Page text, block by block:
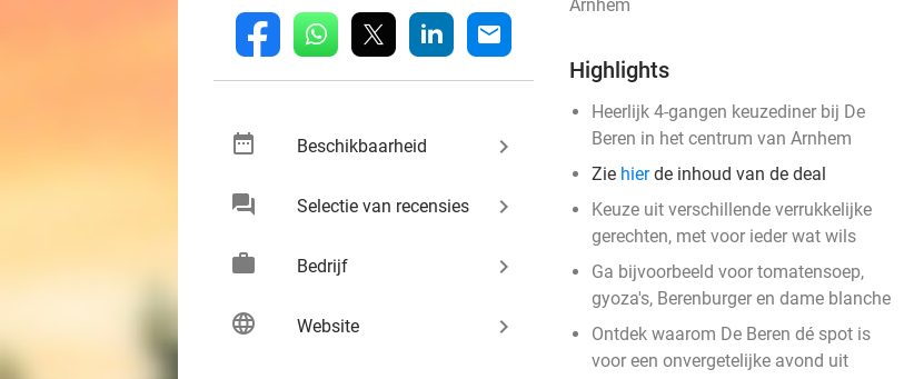
fb whatsapp linkedin mail
date_range Beschikbaarheid keyboard_arrow_right
chat Selectie van recensies keyboard_arrow_right
work Bedrijf keyboard_arrow_right
language Website keyboard_arrow_right
Arnhem
Highlights
Heerlijk 4-gangen keuzediner bij De
Beren in het centrum van Arnhem
Zie hierde inhoud van de deal
Keuze uit verschillende verrukkelijke
gerechten, met voor ieder wat wils
Ga bijvoorbeeld voor tomatensoep,
gyoza's, Berenburger en dame blanche
Ontdek waarom De Beren dé spot is
voor een onvergetelijke avond uit